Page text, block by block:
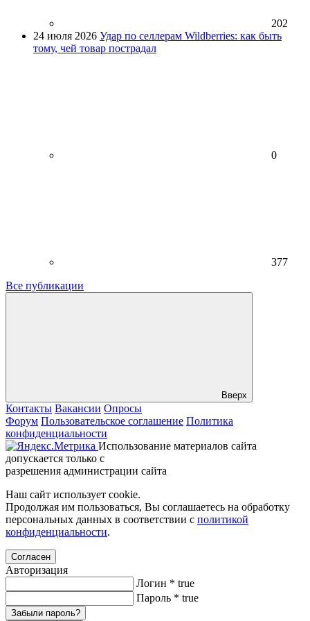
202
24 июля 2026 Удар по селлерам Wildberries: как быть
тому, чей товар пострадал
0
377
Все публикации
Вверх
Контакты Вакансии Опросы
Форум Пользовательское соглашение Политика
конфиденциальности
Использование материалов сайта
допускается только с
разрешения администрации сайта
Наш сайт использует cookie.
Продолжая им пользоваться, Вы соглашаетесь на обработку
персональных данных в соответствии с политикой
конфиденциальности.
Согласен
Авторизация
Логин * true
Пароль * true
Забыли пароль?